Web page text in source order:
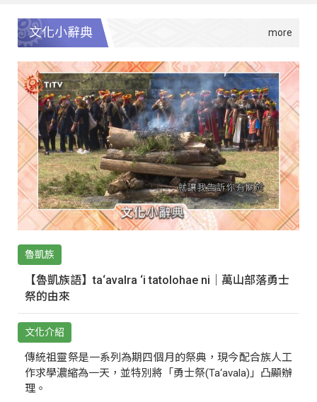
文化小辭典
魯凱族
【魯凱族語】ta‘avalra ‘i tatolohae ni｜萬山部落勇士
祭的由來
文化介紹
傳統祖靈祭是一系列為期四個月的祭典，現今配合族人工
作求學濃縮為一天，並特別將「勇士祭(Ta‘avala)」凸顯辦
理。